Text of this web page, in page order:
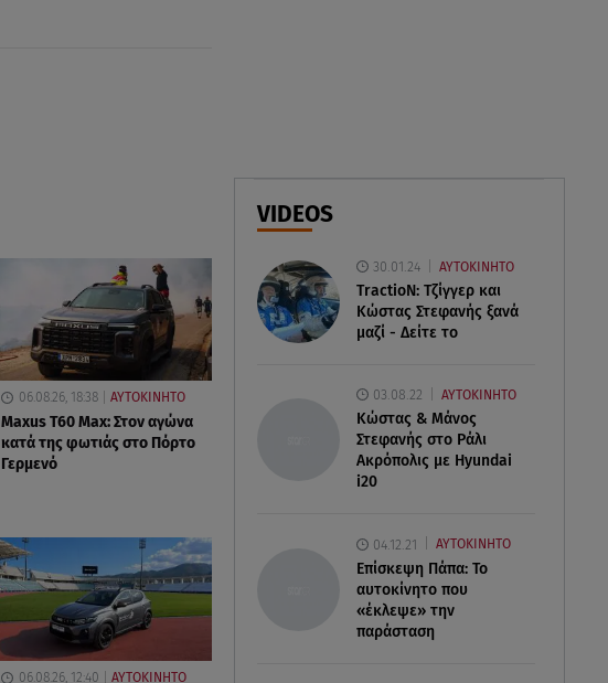
07.08.26 , 09:47
Πασίγνωστη influencer «έφυγε»
από τη ζωή μετά από μάχη με
σπάνιο καρκίνο
VIDEOS
30.01.24 ΑΥΤΟΚΙΝΗΤΟ
TractioN: Τζίγγερ και
Κώστας Στεφανής ξανά
μαζί - Δείτε το
03.08.22 ΑΥΤΟΚΙΝΗΤΟ
Κώστας & Μάνος
Στεφανής στο Ράλι
Ακρόπολις με Hyundai
i20
04.12.21 ΑΥΤΟΚΙΝΗΤΟ
Επίσκεψη Πάπα: Το
αυτοκίνητο που
«έκλεψε» την
παράσταση
06.08.26, 18:38 ΑΥΤΟΚΙΝΗΤΟ
Maxus T60 Max: Στον αγώνα
κατά της φωτιάς στο Πόρτο
Γερμενό
06.08.26, 12:40 ΑΥΤΟΚΙΝΗΤΟ